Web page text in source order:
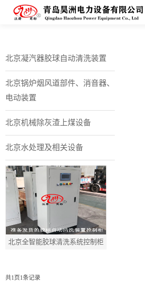
北京凝汽器胶球自动清洗装置
北京锅炉烟风道部件、消音器、
电动装置
北京机械除灰渣上煤设备
北京水处理及相关设备
北京全智能胶球清洗系统控制柜
共1 页1条记录